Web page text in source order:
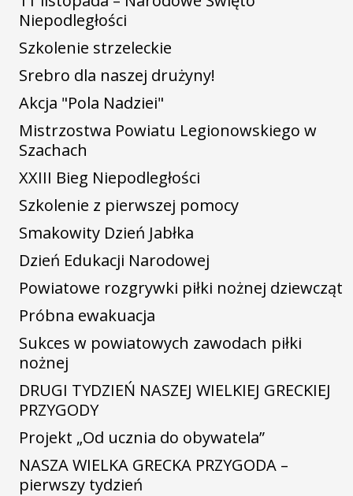
Niepodległości
Szkolenie strzeleckie
Srebro dla naszej drużyny!
Akcja "Pola Nadziei"
Mistrzostwa Powiatu Legionowskiego w
Szachach
XXIII Bieg Niepodległości
Szkolenie z pierwszej pomocy
Smakowity Dzień Jabłka
Dzień Edukacji Narodowej
Powiatowe rozgrywki piłki nożnej dziewcząt
Próbna ewakuacja
Sukces w powiatowych zawodach piłki
nożnej
DRUGI TYDZIEŃ NASZEJ WIELKIEJ GRECKIEJ
PRZYGODY
Projekt „Od ucznia do obywatela”
NASZA WIELKA GRECKA PRZYGODA –
pierwszy tydzień